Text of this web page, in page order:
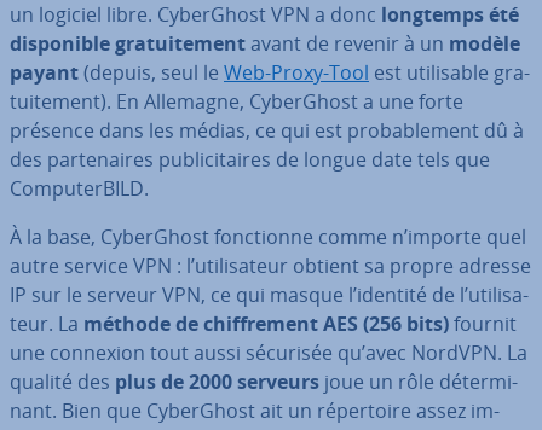
un logiciel libre. Cy­ber­Ghost VPN a donc longtemps été
dis­po­nible gra­tui­te­mentavant de revenir à un modèle
payant(depuis, seul le Web-Proxy-Tool est uti­li­sable gra­
tui­te­ment). En Allemagne, Cy­ber­Ghost a une forte
présence dans les médias, ce qui est pro­ba­ble­ment dû à
des par­te­naires pu­bli­ci­taires de longue date tels que
Com­pu­ter­BILD.
À la base, Cy­ber­Ghost fonc­tionne comme n’importe quel
autre service VPN : l’uti­li­sa­teur obtient sa propre adresse
IP sur le serveur VPN, ce qui masque l’identité de l’uti­li­sa­
teur. La méthode de chif­fre­ment AES (256 bits)fournit
une connexion tout aussi sécurisée qu’avec NordVPN. La
qualité des plus de 2000 serveurs joue un rôle dé­ter­mi­
nant. Bien que Cy­ber­Ghost ait un ré­per­toire assez im­